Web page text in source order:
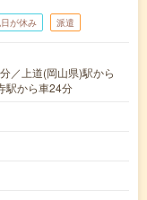
が休み 派遣
／上道(岡山県)駅から
駅から車24分